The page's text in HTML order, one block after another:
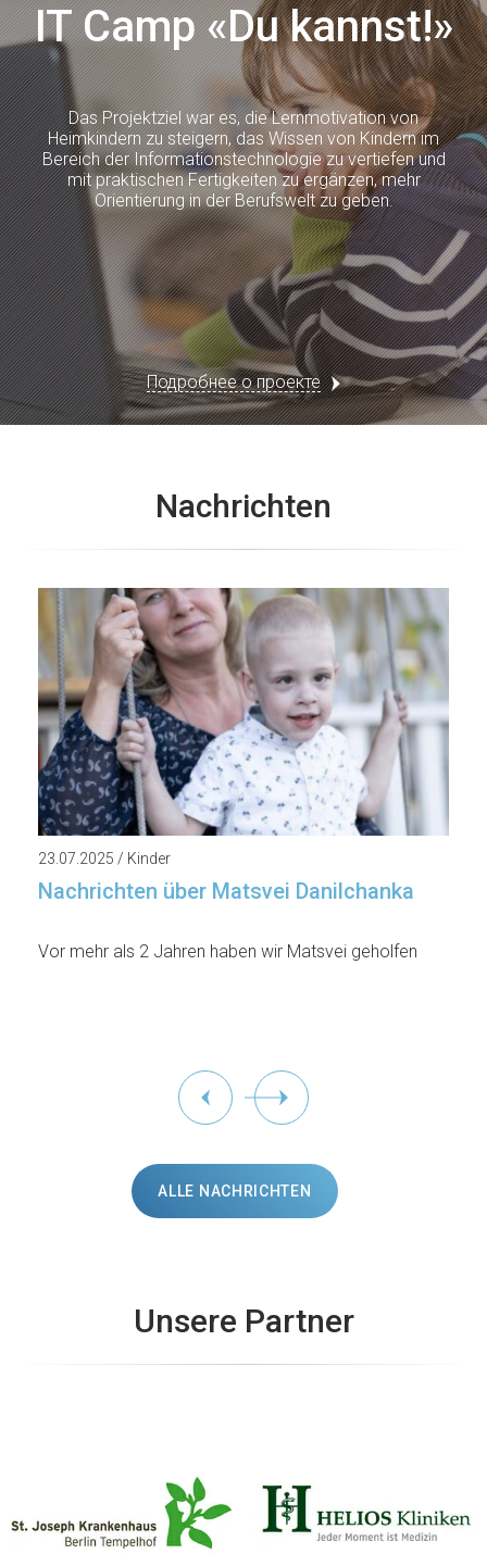
IT Camp «Du kannst!»
Das Projektziel war es, die Lernmotivation von
Heimkindern zu steigern, das Wissen von Kindern im
Bereich der Informationstechnologie zu vertiefen und
mit praktischen Fertigkeiten zu ergänzen, mehr
Orientierung in der Berufswelt zu geben.
Подробнее о проекте
Nachrichten
23.07.2025 / Kinder
Nachrichten über Matsvei Danilchanka
Vor mehr als 2 Jahren haben wir Matsvei geholfen
ALLE NACHRICHTEN
Unsere Partner